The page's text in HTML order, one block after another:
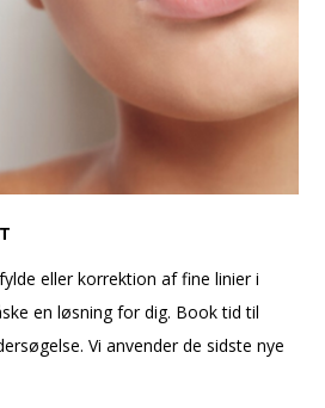
eller korrektion af fine linier i
en løsning for dig. Book tid til
Vi anvender de sidste nye